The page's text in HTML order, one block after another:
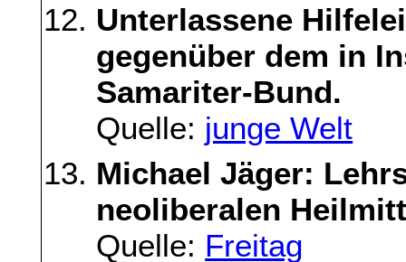
Unterlassene
gegenüber dem in
Samariter-Bund.
Quelle: junge Welt
Michael Jäger:
neoliberalen
Quelle: Freitag